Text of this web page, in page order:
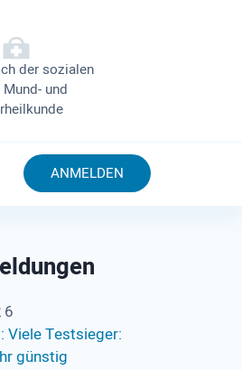
der sozialen
Mund- und
ANMELDEN
Viele Testsieger:
günstig